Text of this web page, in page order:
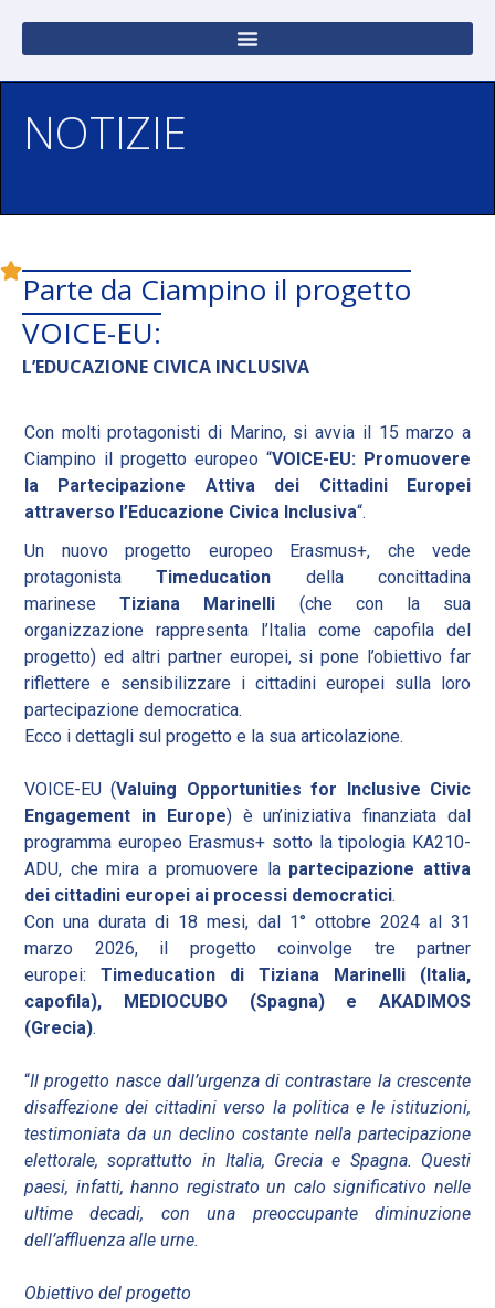
NOTIZIE
Parte da Ciampino il progetto
VOICE-EU:
L’EDUCAZIONE CIVICA INCLUSIVA
Con molti protagonisti di Marino, si avvia il 15 marzo a
Ciampino il progetto europeo “VOICE-EU: Promuovere
la Partecipazione Attiva dei Cittadini Europei
attraverso l’Educazione Civica Inclusiva“.
Un nuovo progetto europeo Erasmus+, che vede
protagonistaTimeducation della concittadina
marineseTiziana Marinelli (che con la sua
organizzazione rappresenta l’Italia come capofila del
progetto) ed altri partner europei, si pone l’obiettivo far
riflettere e sensibilizzare i cittadini europei sulla loro
partecipazione democratica.
Ecco i dettagli sul progetto e la sua articolazione.
VOICE-EU (Valuing Opportunities for Inclusive Civic
Engagement in Europe) è un’iniziativa finanziata dal
programma europeo Erasmus+ sotto la tipologia KA210-
ADU, che mira a promuovere la partecipazione attiva
dei cittadini europei ai processi democratici.
Con una durata di 18 mesi, dal 1° ottobre 2024 al 31
marzo 2026, il progetto coinvolge tre partner
europei: Timeducation di Tiziana Marinelli (Italia,
capofila), MEDIOCUBO (Spagna) e AKADIMOS
(Grecia).
“Il progetto nasce dall’urgenza di contrastare la crescente
disaffezione dei cittadini verso la politica e le istituzioni,
testimoniata da un declino costante nella partecipazione
elettorale, soprattutto in Italia, Grecia e Spagna. Questi
paesi, infatti, hanno registrato un calo significativo nelle
ultime decadi, con una preoccupante diminuzione
dell’affluenza alle urne.
Obiettivo del progetto